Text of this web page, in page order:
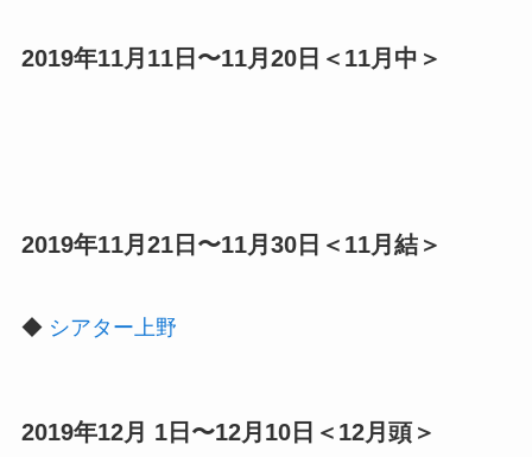
2019年11月11日〜11月20日＜11月中＞
2019年11月21日〜11月30日＜11月結＞
◆ シアター上野
2019年12月 1日〜12月10日＜12月頭＞